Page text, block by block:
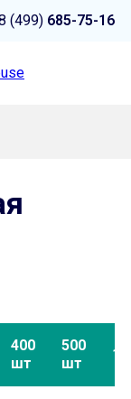
(499) 685-75-16
400
шт
500
шт